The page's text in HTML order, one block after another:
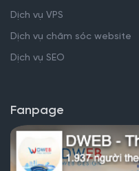
Dịch vụ VPS
Dịch vụ chăm sóc website
Dịch vụ SEO
Fanpage